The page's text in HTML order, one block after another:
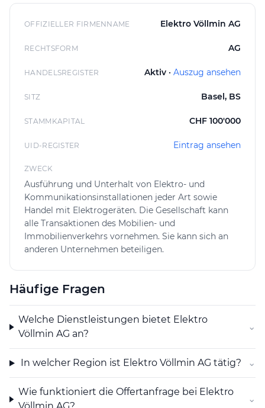
ein Ansprechpartner für vielfältige elektrische und
Möglichkeit, individuell auf ihre Anforderungen
Kontaktaufnahme erfolgt eine Bedarfsanalyse, auf
deren Basis die Firma passende Lösungen vorschlägt.
wird durch regelmässigen Unterhalt sichergestellt, der
OFFIZIELLER FIRMENNAME Elektro Völlmin AG
RECHTSFORM AG
HANDELSREGISTER Aktiv · Auszug ansehen
SITZ Basel, BS
STAMMKAPITAL CHF 100'000
UID-REGISTER Eintrag ansehen
ZWECK
Ausführung und Unterhalt von Elektro- und
Kommunikationsinstallationen jeder Art sowie
Handel mit Elektrogeräten. Die Gesellschaft kann
alle Transaktionen des Mobilien- und
Immobilienverkehrs vornehmen. Sie kann sich an
anderen Unternehmen beteiligen.
Häufige Fragen
Welche Dienstleistungen bietet Elektro
Völlmin AG an?
⌄
In welcher Region ist Elektro Völlmin AG tätig? ⌄
Wie funktioniert die Offertanfrage bei Elektro
⌄